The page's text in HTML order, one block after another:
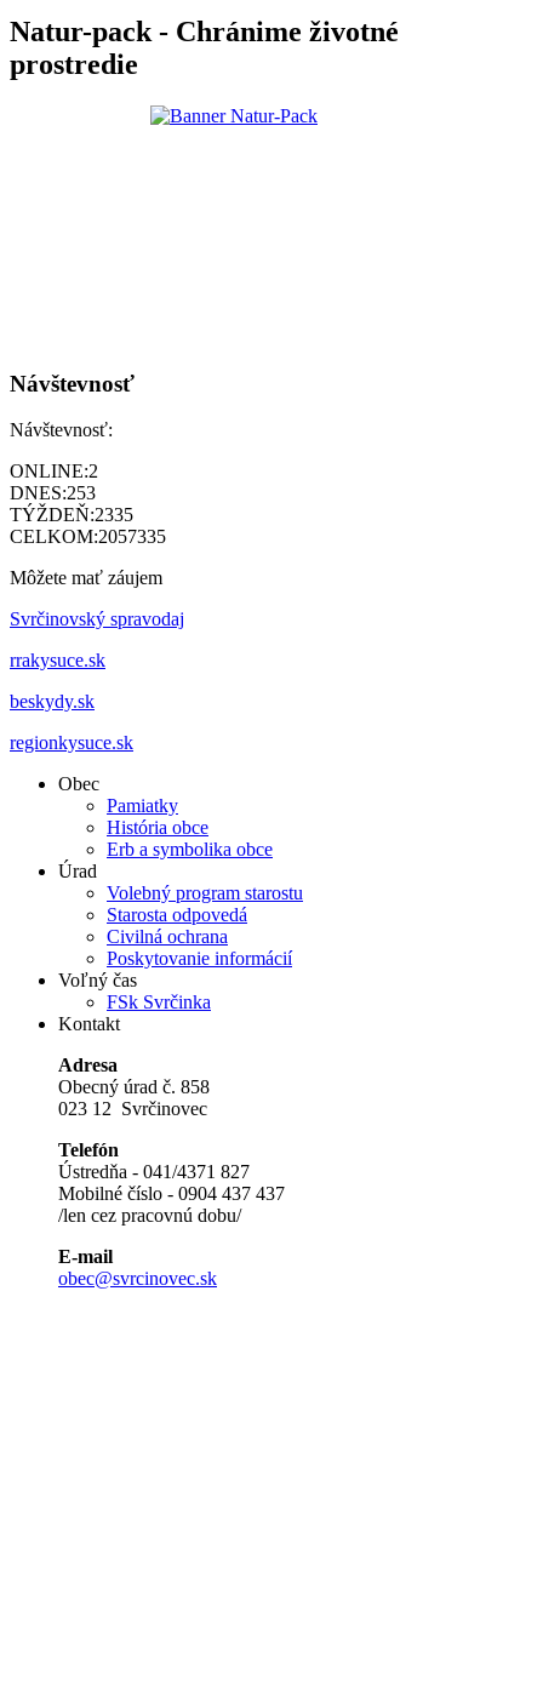
Natur-pack - Chránime životné
prostredie
Návštevnosť
Návštevnosť:
ONLINE:2
DNES:253
TÝŽDEŇ:2335
CELKOM:2057335
Môžete mať záujem
Svrčinovský spravodaj
rrakysuce.sk
beskydy.sk
regionkysuce.sk
Obec
Pamiatky
História obce
Erb a symbolika obce
Úrad
Volebný program starostu
Starosta odpovedá
Civilná ochrana
Poskytovanie informácií
Voľný čas
FSk Svrčinka
Kontakt
Adresa
Obecný úrad č. 858
023 12 Svrčinovec
Telefón
Ústredňa - 041/4371 827
Mobilné číslo - 0904 437 437
/len cez pracovnú dobu/
E-mail
obec@svrcinovec.sk